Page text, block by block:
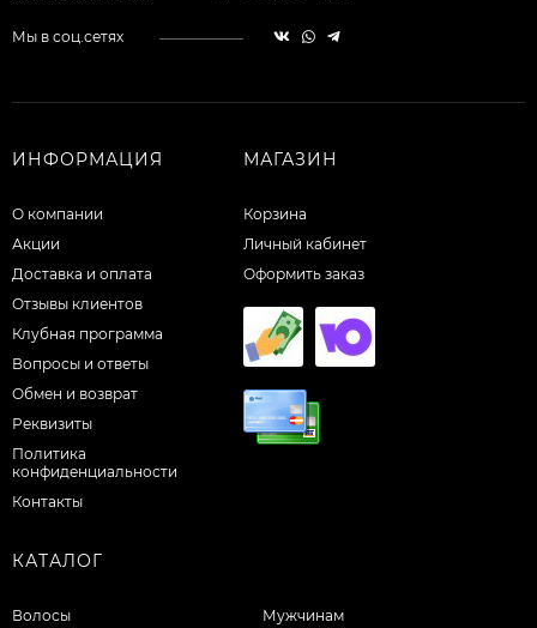
Мы в соц.сетях
ИНФОРМАЦИЯ
О компании
Акции
Доставка и оплата
Отзывы клиентов
Клубная программа
Вопросы и ответы
Обмен и возврат
Реквизиты
Политика
конфиденциальности
Контакты
МАГАЗИН
Корзина
Личный кабинет
Оформить заказ
КАТАЛОГ
Волосы Мужчинам